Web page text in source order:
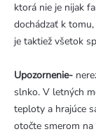
ktorá nie je nijak
dochádzať k
je taktiež všetok
Upozornenie-
slnko. V letných
teploty a hrajúce
otočte smerom